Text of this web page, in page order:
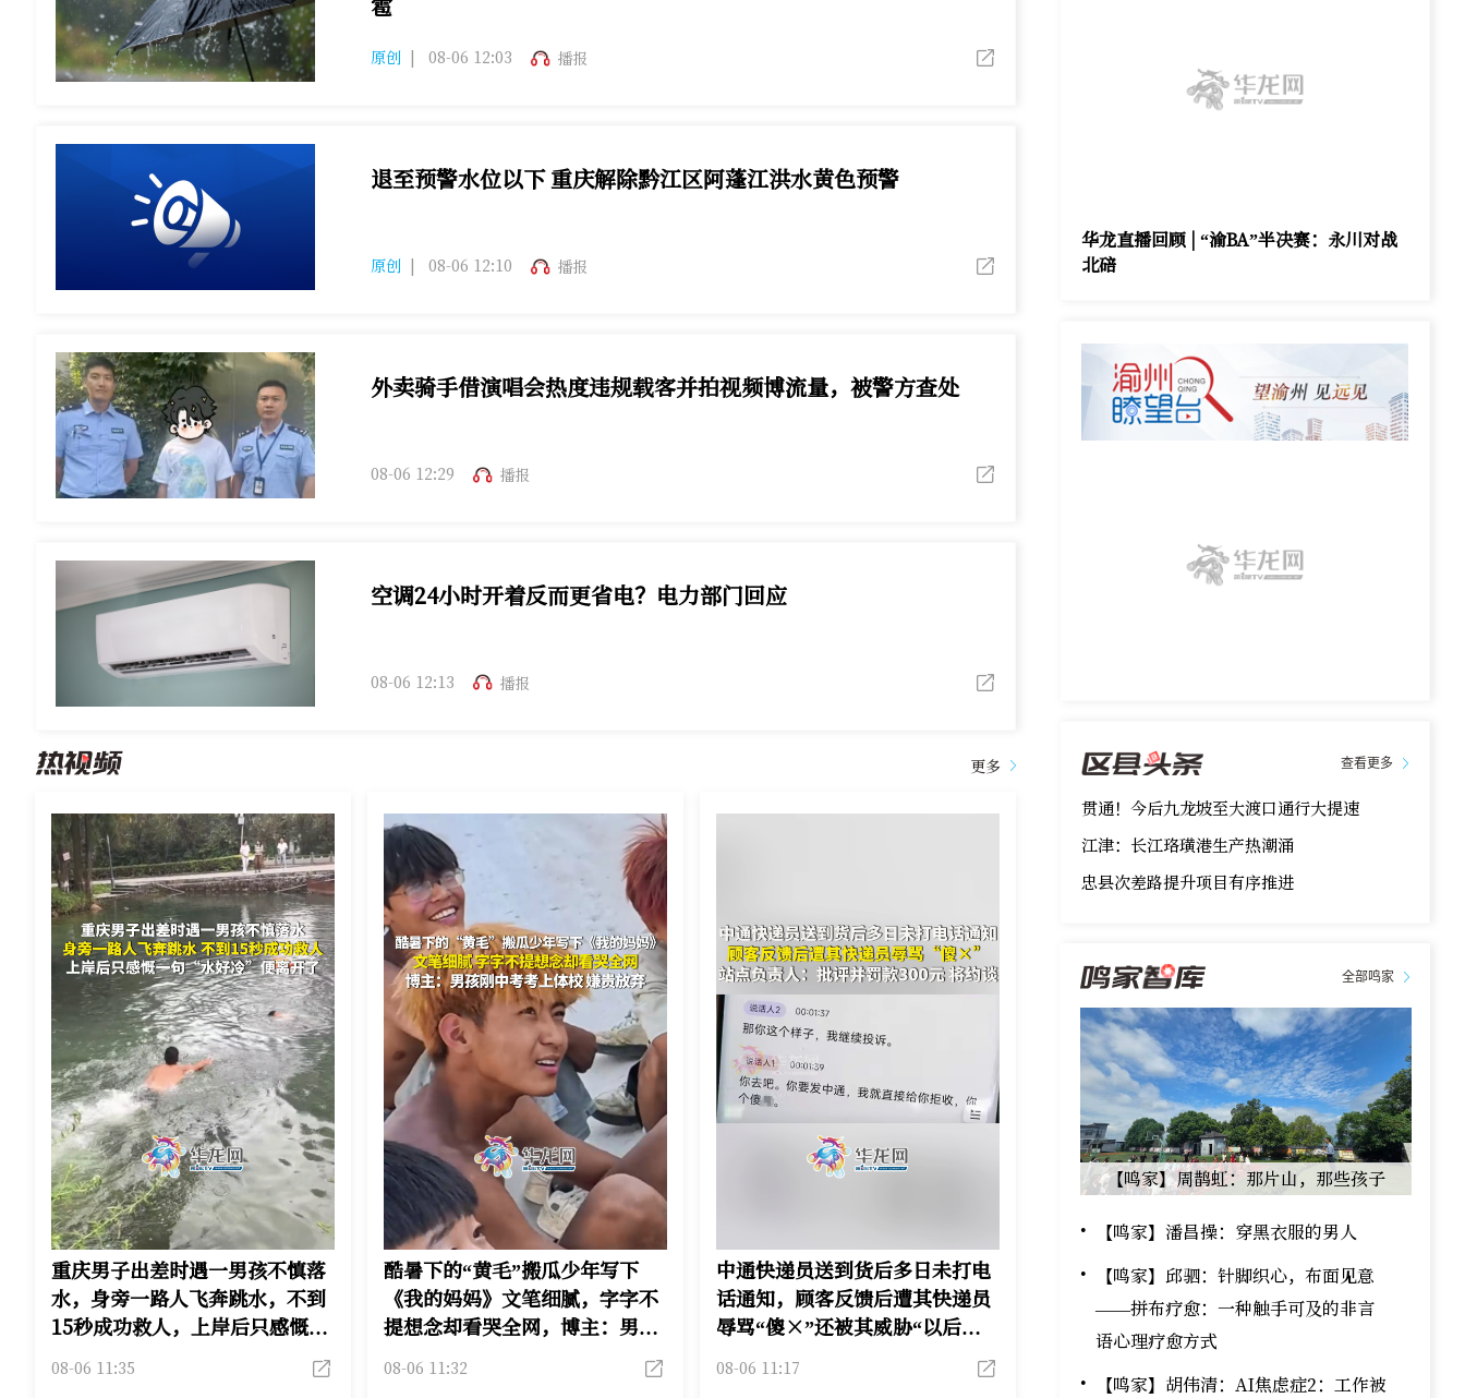
雹
重庆西部局地有短时强降水天气。
原创 | 08-06 12:03 播报
退至预警水位以下 重庆解除黔江区阿蓬江洪水黄色预警
重庆解除黔江区阿蓬江洪水黄色预警。
原创 | 08-06 12:10 播报
外卖骑手借演唱会热度违规载客并拍视频博流量，被警方查处
08-06 12:29 播报
空调24小时开着反而更省电？电力部门回应
08-06 12:13 播报
更多
重庆男子出差时遇一男孩不慎落
水，身旁一路人飞奔跳水，不到
15秒成功救人，上岸后只感慨一
句“水好冷”便离开了，网友：飞
奔跳下，迅速救人，太帅了
08-06 11:35
酷暑下的“黄毛”搬瓜少年写下
《我的妈妈》文笔细腻，字字不
提想念却看哭全网，博主：男孩
刚中考考上体校，嫌贵放弃，准
备读职高
08-06 11:32
中通快递员送到货后多日未打电
话通知，顾客反馈后遭其快递员
辱骂“傻×”还被其威胁“以后再
人：批评并罚款300元
08-06 11:17
华龙直播回顾 | “渝BA”半决赛：永川对战
北碚
查看更多
贯通！今后九龙坡至大渡口通行大提速
江津：长江珞璜港生产热潮涌
忠县次差路提升项目有序推进
全部鸣家
【鸣家】周鹊虹：那片山，那些孩子
【鸣家】潘昌操：穿黑衣服的男人
【鸣家】邱驷：针脚织心，布面见意
——拼布疗愈：一种触手可及的非言
语心理疗愈方式
【鸣家】胡伟清：AI焦虑症2：工作被